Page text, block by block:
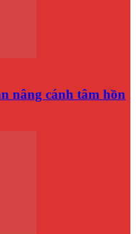
nâng cánh tâm hồn